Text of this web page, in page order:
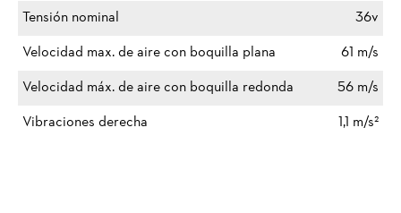
Tensión nominal
36v
Velocidad max. de aire con boquilla plana
61 m/s
Velocidad máx. de aire con boquilla redonda
56 m/s
Vibraciones derecha
1,1 m/s²